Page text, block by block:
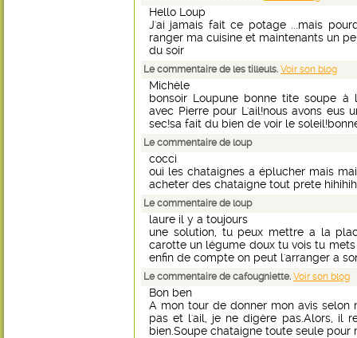
Hello Loup
J'ai jamais fait ce potage ...mais
ranger ma cuisine et maintenants un
du soir
Le commentaire de les tilleuls. Voir son blog
Michèle
bonsoir Loupune bonne tite soupe à
avec Pierre pour L'ail!nous avons eus
sec!sa fait du bien de voir le
Le commentaire de loup
cocci
oui les chataignes a éplucher mais
acheter des chataigne tout prete
Le commentaire de loup
laure il y a toujours
une solution, tu peux mettre a la
carotte un légume doux tu vois tu
enfin de compte on peut l'arranger a
Le commentaire de cafougniette. Voir son blog
Bon ben
A mon tour de donner mon avis selon
pas et l'ail, je ne digère pas.Alors, il
bien.Soupe chataigne toute seule pour